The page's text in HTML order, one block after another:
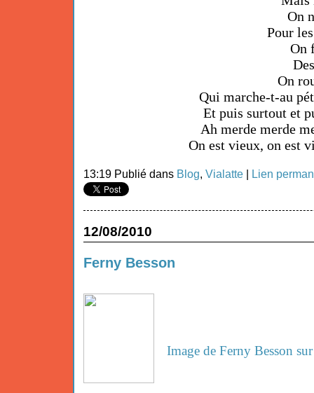
On
Pour
On
On
Qui marche-t-au
Et puis surtout et
Ah merde merde
On est vieux, on est
13:19 Publié dans Blog, Vialatte| Lien
12/08/2010
Ferny Besson
Image de Ferny Besson